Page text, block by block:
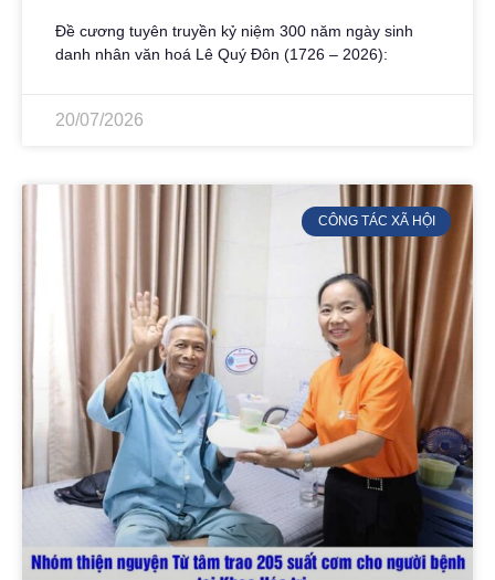
Đề cương tuyên truyền kỷ niệm 300 năm ngày sinh
danh nhân văn hoá Lê Quý Đôn (1726 – 2026):
20/07/2026
CÔNG TÁC XÃ HỘI